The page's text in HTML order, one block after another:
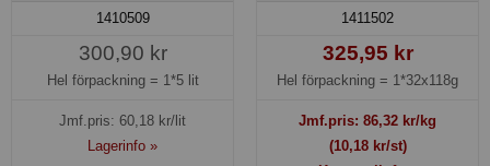
1410509
300,90 kr
Hel förpackning = 1*5 lit
Jmf.pris: 60,18 kr/lit
Lagerinfo »
1411502
325,95 kr
Hel förpackning = 1*32x118g
Jmf.pris: 86,32 kr/kg
(10,18 kr/st)